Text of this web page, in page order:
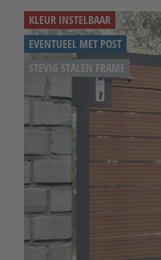
KLEUR INSTELBAAR
EVENTUEEL MET POST
STEVIG STALEN FRAME